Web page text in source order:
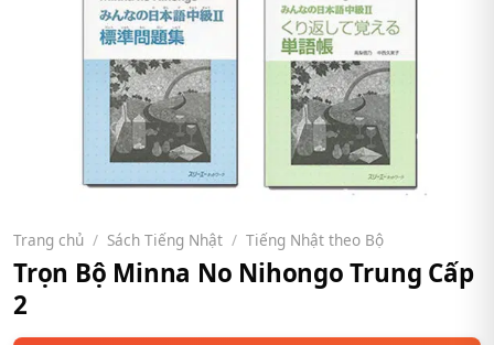
Trang chủ / Sách Tiếng Nhật / Tiếng Nhật theo Bộ
Trọn Bộ Minna No Nihongo Trung Cấp
2